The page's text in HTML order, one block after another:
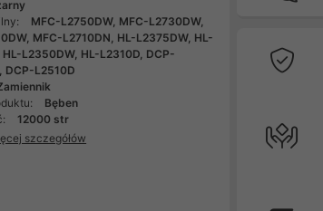
MFC-L2750DW, MFC-L2730DW,
MFC-L2710DN, HL-L2375DW, HL-
L2350DW, HL-L2310D, DCP-
DCP-L2510D
Bęben
12000 str
szczegółów